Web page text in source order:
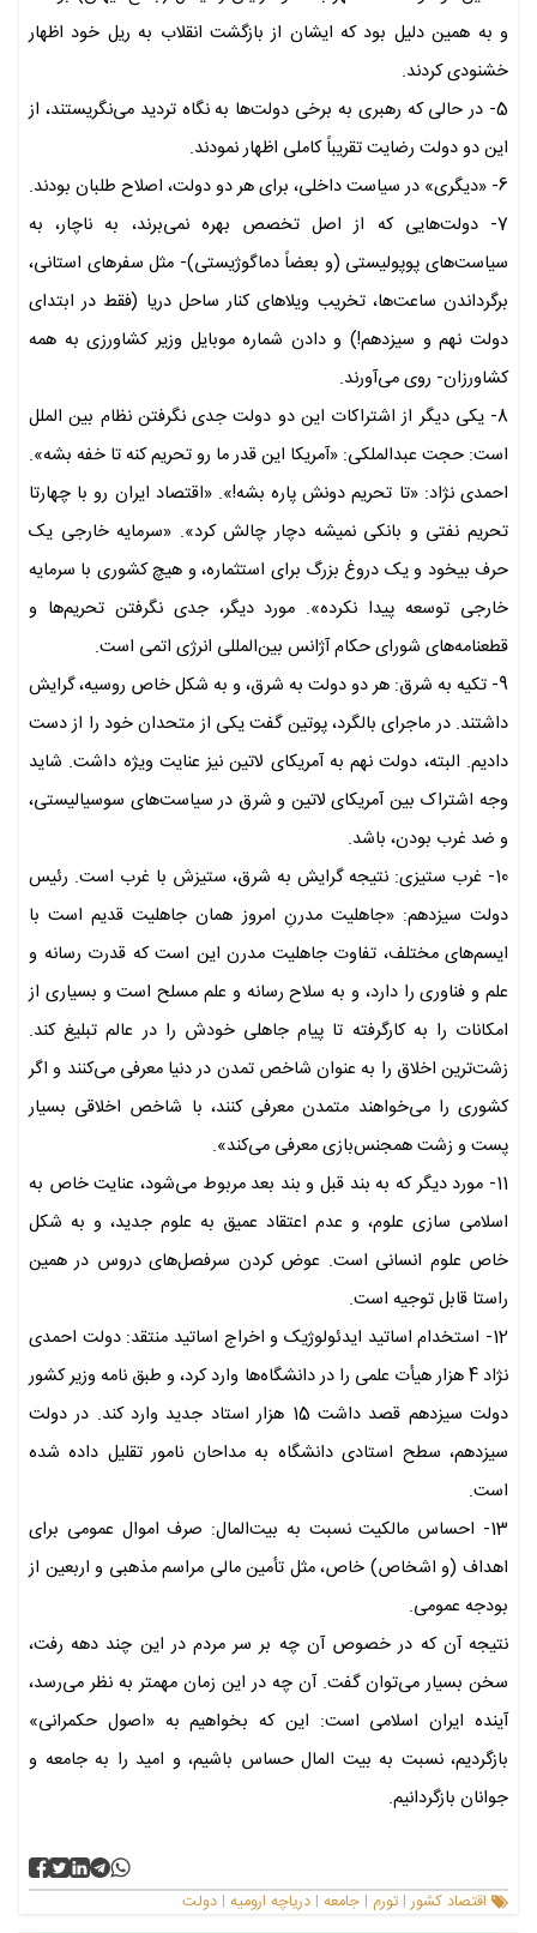
و به همین دلیل بود که ایشان از بازگشت انقلاب به ریل خود اظهار
خشنودی کردند.
5- در حالی که رهبری به برخی دولت‌ها به نگاه تردید می‌نگریستند، از
این دو دولت رضایت تقریباً کاملی اظهار نمودند.
6- «دیگری» در سیاست داخلی، برای هر دو دولت، اصلاح طلبان بودند.
7- دولت‌هایی که از اصل تخصص بهره نمی‌برند، به ناچار، به
سیاست‌های پوپولیستی (و بعضاً دماگوژیستی)- مثل سفرهای استانی،
برگرداندن ساعت‌ها، تخریب ویلاهای کنار ساحل دریا (فقط در ابتدای
دولت نهم و سیزدهم!) و دادن شماره موبایل وزیر کشاورزی به همه
کشاورزان- روی می‌آورند.
8- یکی دیگر از اشتراکات این دو دولت جدی نگرفتن نظام بین الملل
است: حجت عبدالملکی: «آمریکا این قدر ما رو تحریم کنه تا خفه بشه».
احمدی نژاد: «تا تحریم دونش پاره بشه!». «اقتصاد ایران رو با چهارتا
تحریم نفتی و بانکی نمیشه دچار چالش کرد». «سرمایه خارجی یک
حرف بیخود و یک دروغ بزرگ برای استثماره، و هیچ کشوری با سرمایه
خارجی توسعه پیدا نکرده». مورد دیگر، جدی نگرفتن تحریم‌ها و
قطعنامه‌های شورای حکام آژانس بین‌المللی انرژی اتمی است.
9- تکیه به شرق: هر دو دولت به شرق، و به شکل خاص روسیه، گرایش
داشتند. در ماجرای بالگرد، پوتین گفت یکی از متحدان خود را از دست
دادیم. البته، دولت نهم به آمریکای لاتین نیز عنایت ویژه داشت. شاید
وجه اشتراک بین آمریکای لاتین و شرق در سیاست‌های سوسیالیستی،
و ضد غرب بودن، باشد.
10- غرب ستیزی: نتیجه گرایش به شرق، ستیزش با غرب است. رئیس
دولت سیزدهم: «جاهلیت مدرنِ امروز همان جاهلیت قدیم است با
ایسم‌های مختلف، تفاوت جاهلیت مدرن این است که قدرت رسانه و
علم و فناوری را دارد، و به سلاح رسانه و علم مسلح است و بسیاری از
امکانات را به کارگرفته تا پیام جاهلی خودش را در عالم تبلیغ کند.
زشت‌ترین اخلاق را به عنوان شاخص تمدن در دنیا معرفی می‌کنند و اگر
کشوری را می‌خواهند متمدن معرفی کنند، با شاخص اخلاقی بسیار
پست و زشت همجنس‌بازی معرفی می‌کند».
11- مورد دیگر که به بند قبل و بند بعد مربوط می‌شود، عنایت خاص به
اسلامی سازی علوم، و عدم اعتقاد عمیق به علوم جدید، و به شکل
خاص علوم انسانی است. عوض کردن سرفصل‌های دروس در همین
راستا قابل توجیه است.
12- استخدام اساتید ایدئولوژیک و اخراج اساتید منتقد: دولت احمدی
نژاد 4 هزار هیأت علمی را در دانشگاه‌ها وارد کرد، و طبق نامه وزیر کشور
دولت سیزدهم قصد داشت 15 هزار استاد جدید وارد کند. در دولت
سیزدهم، سطح استادی دانشگاه به مداحان نامور تقلیل داده شده
است.
13- احساس مالکیت نسبت به بیت‌المال: صرف اموال عمومی برای
اهداف (و اشخاص) خاص، مثل تأمین مالی مراسم مذهبی و اربعین از
بودجه عمومی.
نتیجه آن که در خصوص آن چه بر سر مردم در این چند دهه رفت،
سخن بسیار می‌توان گفت. آن چه در این زمان مهمتر به نظر می‌رسد،
آینده ایران اسلامی است: این که بخواهیم به «اصول حکمرانی»
بازگردیم، نسبت به بیت المال حساس باشیم، و امید را به جامعه و
جوانان بازگردانیم.
اقتصاد کشور | تورم | جامعه | دریاچه ارومیه | دولت